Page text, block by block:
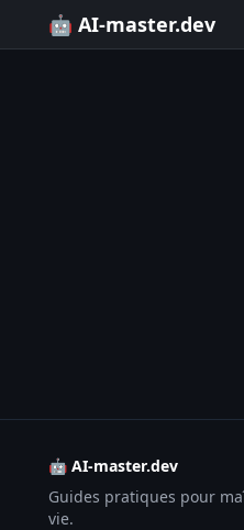
🤖 AI-master.dev
🤖 AI-master.dev
Guides pratiques pour
vie.